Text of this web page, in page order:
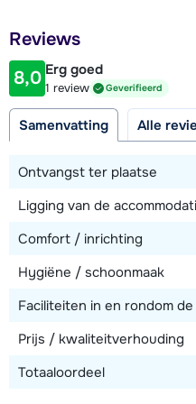
750 meter
Afstand tot piste
1000 meter
Reviews
8,0 Erg goed
1 review Geverifieerd
Samenvatting Alle
Ontvangst ter plaatse
Ligging van de
Comfort / inrichting
Hygiëne / schoonmaak
Faciliteiten in en rondom
Prijs / kwaliteitverhouding
Totaaloordeel